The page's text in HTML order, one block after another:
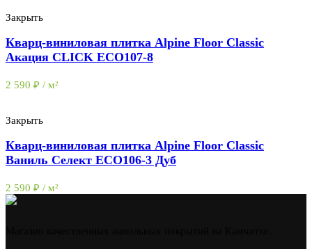
Закрыть
Кварц-виниловая плитка Alpine Floor Classic
Акация CLICK ЕСО107-8
2 590 ₽ / м²
Закрыть
Кварц-виниловая плитка Alpine Floor Classic
Ваниль Селект ECO106-3 Дуб
2 590 ₽ / м²